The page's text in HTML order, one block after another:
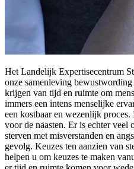
Het Landelijk Expertisecentrum
onze samenleving
krijgen van tijd en ruimte om
immers een intens menselijke
een kostbaar en wezenlijk
voor de naasten. Er is echter veel
sterven met misverstanden en
gevolg. Keuzes ten aanzien van
helpen u om keuzes te maken